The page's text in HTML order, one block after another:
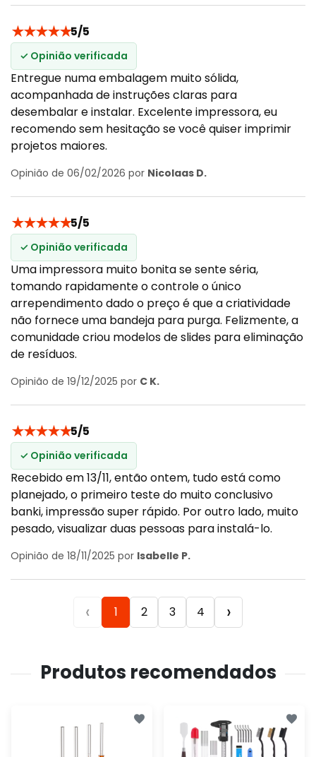
★★★★★5/5
✓ Opinião verificada
Entregue numa embalagem muito sólida,
acompanhada de instruções claras para
desembalar e instalar. Excelente impressora, eu
recomendo sem hesitação se você quiser imprimir
projetos maiores.
Opinião de 06/02/2026 por Nicolaas D.
★★★★★5/5
✓ Opinião verificada
Uma impressora muito bonita se sente séria,
tomando rapidamente o controle o único
arrependimento dado o preço é que a criatividade
não fornece uma bandeja para purga. Felizmente, a
comunidade criou modelos de slides para eliminação
de resíduos.
Opinião de 19/12/2025 por C K.
★★★★★5/5
✓ Opinião verificada
Recebido em 13/11, então ontem, tudo está como
planejado, o primeiro teste do muito conclusivo
banki, impressão super rápido. Por outro lado, muito
pesado, visualizar duas pessoas para instalá-lo.
Opinião de 18/11/2025 por Isabelle P.
‹ 1 2 3 4 ›
Produtos recomendados